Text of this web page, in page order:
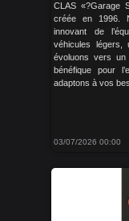
CLAS «?Garage
créée en 1996.
innovant de
véhicules légers,
évoluons vers un
bénéfique pour
adaptons à vos
03/07/2026 00:00